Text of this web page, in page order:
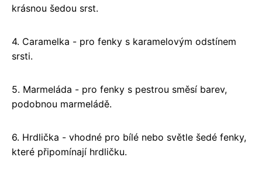
krásnou šedou srst.
4. Caramelka - pro fenky s karamelovým odstínem
srsti.
5. Marmeláda - pro fenky s pestrou směsí barev,
podobnou marmeládě.
6. Hrdlička - vhodné pro bílé nebo světle šedé fenky,
které připomínají hrdličku.